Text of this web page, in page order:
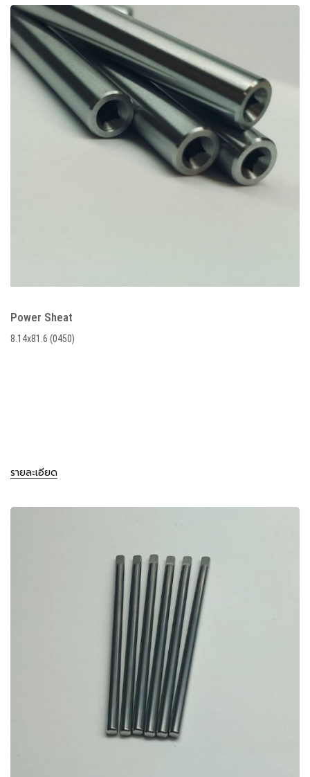
Power Sheat
8.14x81.6 (0450)
รายละเอียด